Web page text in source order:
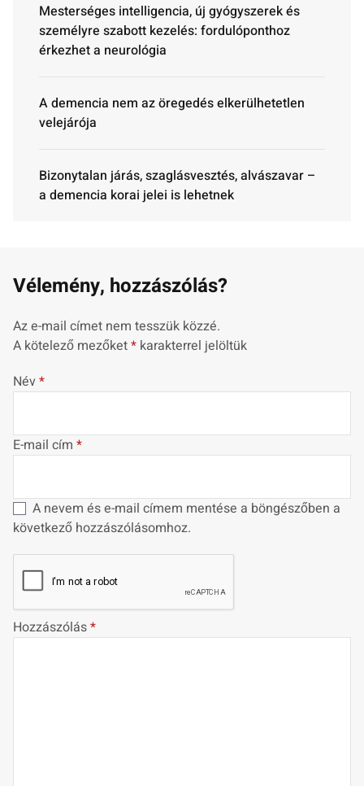
Mesterséges intelligencia, új gyógyszerek és
személyre szabott kezelés: fordulóponthoz
érkezhet a neurológia
A demencia nem az öregedés elkerülhetetlen
velejárója
Bizonytalan járás, szaglásvesztés, alvászavar –
a demencia korai jelei is lehetnek
Vélemény, hozzászólás?
Az e-mail címet nem tesszük közzé.
A kötelező mezőket* karakterrel jelöltük
Név*
E-mail cím *
A nevem és e-mail címem mentése a böngészőben a
következő hozzászólásomhoz.
Hozzászólás*